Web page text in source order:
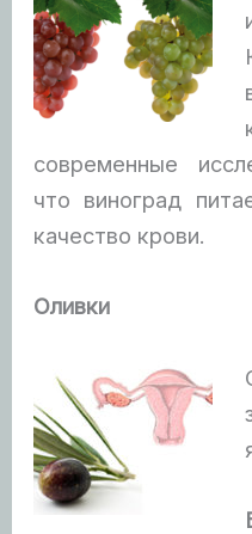
современные
что виноград
качество крови.
Оливки